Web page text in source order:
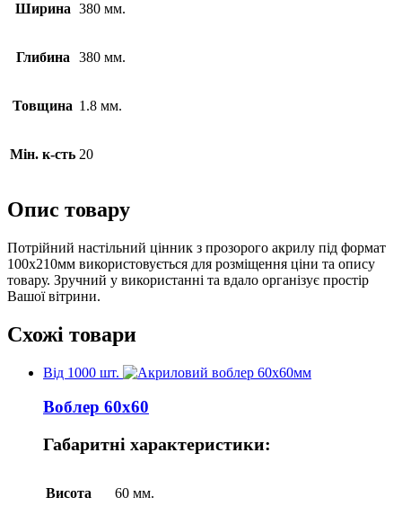
Ширина 380 мм.
Глибина 380 мм.
Товщина 1.8 мм.
Мін. к-сть 20
Опис товару
Потрійний настільний цінник з прозорого акрилу під формат
100х210мм використовується для розміщення ціни та опису
товару. Зручний у використанні та вдало організує простір
Вашої вітрини.
Схожі товари
Від 1000 шт.
Воблер 60х60
Габаритні характеристики:
Висота 60 мм.